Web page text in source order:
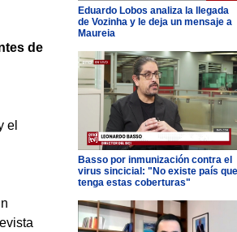
de
el
Eduardo Lobos analiza la llegada
de Vozinha y le deja un mensaje a
Maureia
Basso por inmunización contra el
virus sincicial: "No existe país que
tenga estas coberturas"